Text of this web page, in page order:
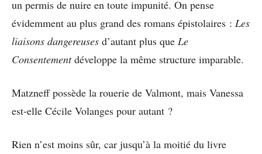
un permis de nuire en toute impunité. On pense
évidemment au plus grand des romans épistolaires : Les
liaisons dangereuses d’autant plus que Le
Consentementdéveloppe la même structure imparable.
Matzneff possède la rouerie de Valmont, mais Vanessa
est-elle Cécile Volanges pour autant ?
Rien n’est moins sûr, car jusqu’à la moitié du livre